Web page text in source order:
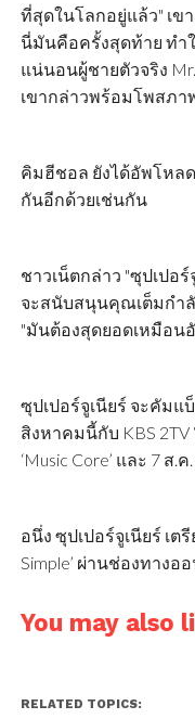
ที่สุดในโลกอยู่แล้ว" เข
นี่มันคือครั้งสุดท้าย ทำ
แน่นอนผู้ชายตัวจริง
เขากล่าวพร้อมโพสภา
คิมฮีชอล ยังได้อัพโหล
กันอีกด้วยเช่นกัน
ชาวเน็ตกล่าว "ซุปเปอ
จะสนับสนุนคุณเต็มกำลั
"มันต้องสุดยอดเหมือน
ซุปเปอร์จูเนียร์ จะคัมแ
สิงหาคมนี้กับ KBS 2TV
‘Music Core’ และ 7 ส.
อนึ่ง ซุปเปอร์จูเนียร์ เต
Simple’ ผ่านช่องทาง
You may also
RELATED TOPICS: